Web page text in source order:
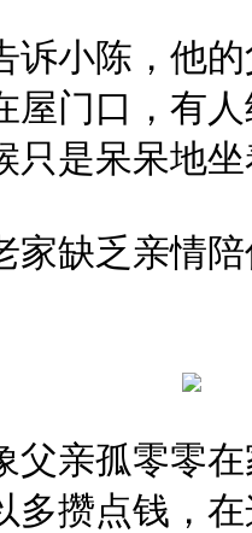
小陈，他的
屋门口，有
只是呆呆地
缺乏亲情陪
亲孤零零在
多攒点钱，